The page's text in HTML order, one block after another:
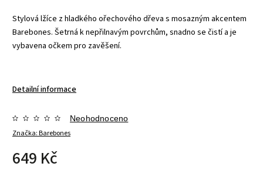
Stylová lžíce z hladkého ořechového dřeva s mosazným akcentem
Barebones. Šetrná k nepřilnavým povrchům, snadno se čistí a je
vybavena očkem pro zavěšení.
Detailní informace
Značka:Barebones
Neohodnoceno
649 Kč